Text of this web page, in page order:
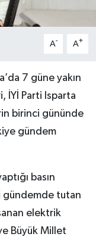
A- A+
7 güne yakın
İYİ Parti Isparta
birinci gününde
gündem
basın
gündemde tutan
elektrik
Büyük Millet